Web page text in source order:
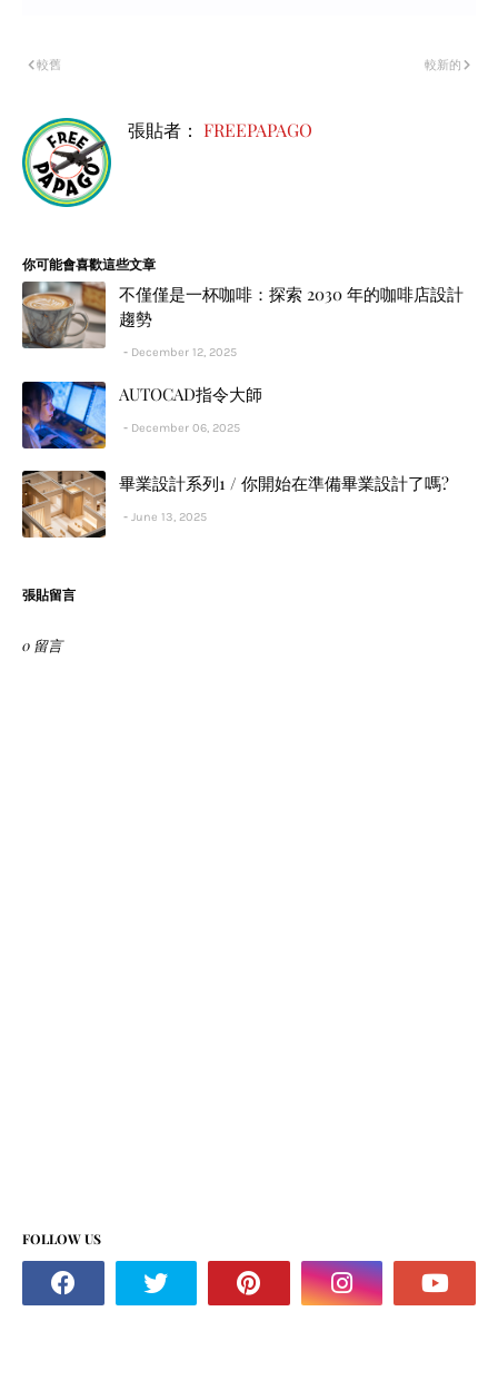
較新的
較舊
張貼者： FREEPAPAGO
你可能會喜歡這些文章
不僅僅是一杯咖啡：探索 2030 年的咖啡店設計
趨勢
December 12, 2025
AUTOCAD指令大師
December 06, 2025
畢業設計系列1 / 你開始在準備畢業設計了嗎?
June 13, 2025
張貼留言
0 留言
FOLLOW US